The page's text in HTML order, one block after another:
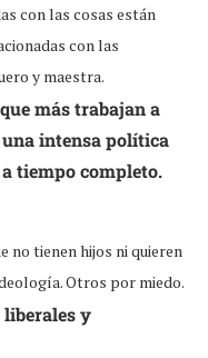
con las cosas están
con las
y maestra.
más trabajan a
una intensa política
tiempo completo.
no tienen hijos ni quieren
Otros por miedo.
liberales y